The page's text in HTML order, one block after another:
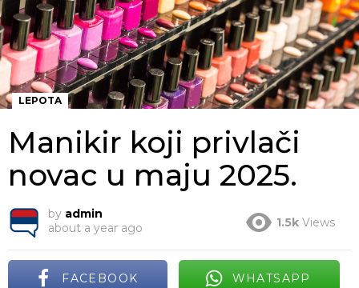
LEPOTA
Manikir koji privlači
novac u maju 2025.
by admin
about a year ago
1.5k Views
FACEBOOK WHATSAPP